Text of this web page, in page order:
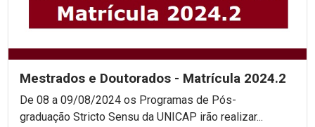
Mestrados e Doutorados - Matrícula 2024.2
De 08 a 09/08/2024 os Programas de Pós-
graduação Stricto Sensu da UNICAP irão realizar...